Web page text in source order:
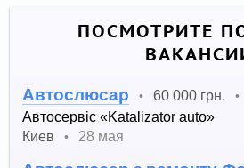
ПОСМОТРИТЕ
Автослюсар • 60 000 грн. •
Автосервіс «Katalizator auto»
Киев
• 28 мая